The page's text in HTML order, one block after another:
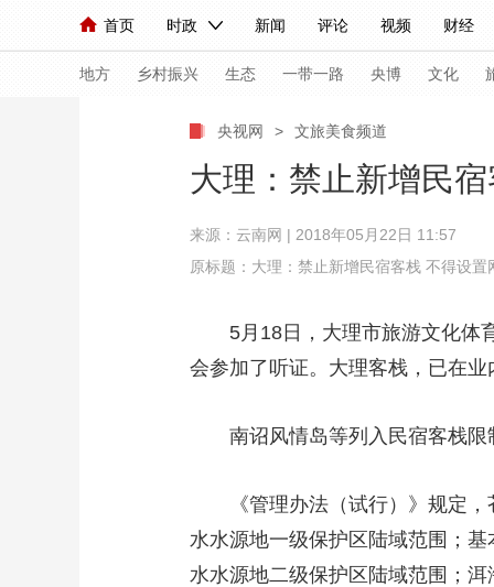
首页 时政 新闻 评论 视频 财经
人民领袖习近平 联播+ 中国领导人 央视快评 习
直播 栏目大全 节目单 听音 微视频
海外频道 iPanda English Монгол
地方 乡村振兴 生态 一带一路 央博 文化
小央视频 小央直播 直播中国 熊
前线 比划 快看 蓝海中国 新
竞猜 2026年世界杯 2026年
教育 乡村振兴 生态环境 一带一路
大国展会 大国保险 云顶对话
央视网 > 文旅美食频道
大理：禁止新增民
来源：云南网 | 2018年05月22日 11:57
原标题：大理：禁止新增民宿客栈 不得设置
5月18日，大理市旅游文化体育
会参加了听证。大理客栈，已在
南诏风情岛等列入民宿客栈限
《管理办法（试行）》规定，
水水源地一级保护区陆域范围；
水水源地二级保护区陆域范围；